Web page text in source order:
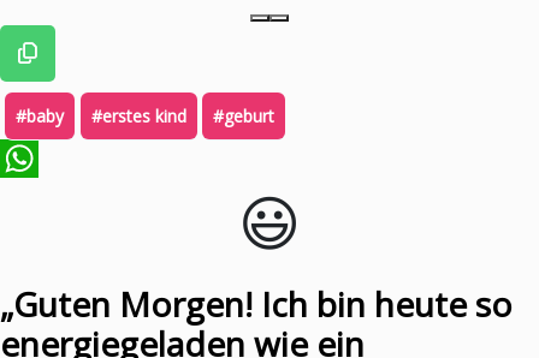
#baby #erstes kind #geburt
😃️
„Guten Morgen! Ich bin heute so
energiegeladen wie ein